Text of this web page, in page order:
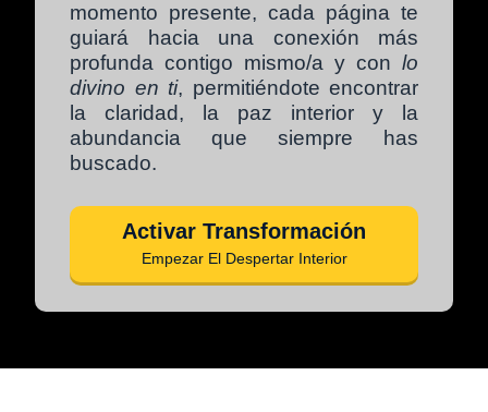
momento presente, cada página te
guiará hacia una conexión más
profunda contigo mismo/a y con lo
divino en ti, permitiéndote encontrar
la claridad, la paz interior y la
abundancia que siempre has
buscado.
Activar Transformación
Empezar El Despertar Interior